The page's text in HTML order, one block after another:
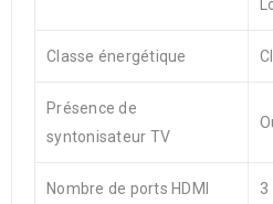
Classe énergétique
Présence de
syntonisateur TV
Nombre de ports HDMI 3